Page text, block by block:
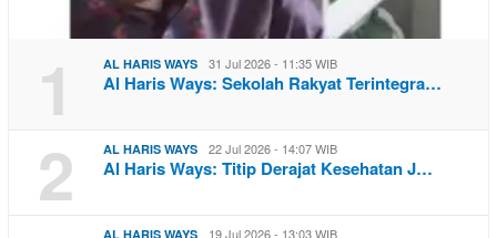
1 AL HARIS WAYS 31 Jul 2026 - 11:35 WIB
Al Haris Ways: Sekolah Rakyat Terintegra…
2 AL HARIS WAYS 22 Jul 2026 - 14:07 WIB
Al Haris Ways: Titip Derajat Kesehatan J…
AL HARIS WAYS 19 Jul 2026 - 13:03 WIB